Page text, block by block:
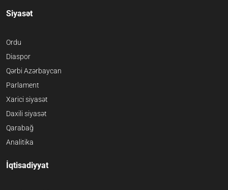
Siyasət
Ordu
Diaspor
Qərbi Azərbaycan
Parlament
Xarici siyasət
Daxili siyasət
Qarabağ
Analitika
İqtisadiyyat